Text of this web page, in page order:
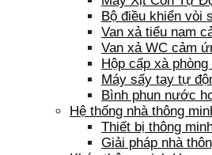
Bộ điều khiển vòi
Van xả tiểu nam
Van xả WC cảm
Hộp cấp xà
Máy sấy tay tự
Bình phun nước
Hệ thống nhà thông
Thiết bị thông
Giải pháp nhà